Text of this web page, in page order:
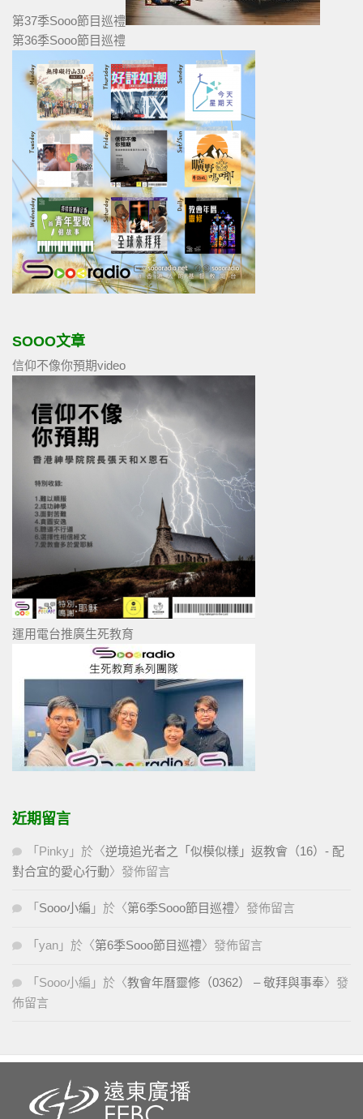
第37季Sooo節目巡禮
第36季Sooo節目巡禮
SOOO文章
信仰不像你預期video
運用電台推廣生死教育
近期留言
「 Pinky 」於〈逆境追光者之「似模似樣」返教會（16）- 配
對合宜的愛心行動〉發佈留言
「 Sooo小編 」於〈第6季Sooo節目巡禮〉發佈留言
「 yan 」於〈第6季Sooo節目巡禮〉發佈留言
「 Sooo小編 」於〈教會年曆靈修（0362） – 敬拜與事奉〉發
佈留言